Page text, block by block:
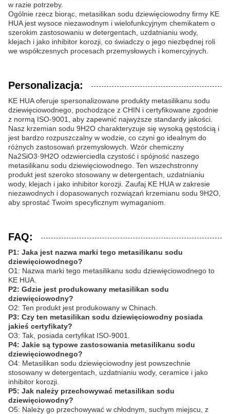
w razie potrzeby.
Ogólnie rzecz biorąc, metasilikan sodu dziewięciowodny firmy KE
HUA jest wysoce niezawodnym i wielofunkcyjnym chemikatem o
szerokim zastosowaniu w detergentach, uzdatnianiu wody,
klejach i jako inhibitor korozji, co świadczy o jego niezbędnej roli
we współczesnych procesach przemysłowych i komercyjnych.
Personalizacja:
KE HUA oferuje spersonalizowane produkty metasilikanu sodu
dziewięciowodnego, pochodzące z CHIN i certyfikowane zgodnie
z normą ISO-9001, aby zapewnić najwyższe standardy jakości.
Nasz krzemian sodu 9H2O charakteryzuje się wysoką gęstością i
jest bardzo rozpuszczalny w wodzie, co czyni go idealnym do
różnych zastosowań przemysłowych. Wzór chemiczny
Na2SiO3·9H2O odzwierciedla czystość i spójność naszego
metasilikanu sodu dziewięciowodnego. Ten wszechstronny
produkt jest szeroko stosowany w detergentach, uzdatnianiu
wody, klejach i jako inhibitor korozji. Zaufaj KE HUA w zakresie
niezawodnych i dopasowanych rozwiązań krzemianu sodu 9H2O,
aby sprostać Twoim specyficznym wymaganiom.
FAQ:
P1: Jaka jest nazwa marki tego metasilikanu sodu
dziewięciowodnego?
O1: Nazwa marki tego metasilikanu sodu dziewięciowodnego to
KE HUA.
P2: Gdzie jest produkowany metasilikan sodu
dziewięciowodny?
O2: Ten produkt jest produkowany w Chinach.
P3: Czy ten metasilikan sodu dziewięciowodny posiada
jakieś certyfikaty?
O3: Tak, posiada certyfikat ISO-9001.
P4: Jakie są typowe zastosowania metasilikanu sodu
dziewięciowodnego?
O4: Metasilikan sodu dziewięciowodny jest powszechnie
stosowany w detergentach, uzdatnianiu wody, ceramice i jako
inhibitor korozji.
P5: Jak należy przechowywać metasilikan sodu
dziewięciowodny?
O5: Należy go przechowywać w chłodnym, suchym miejscu, z